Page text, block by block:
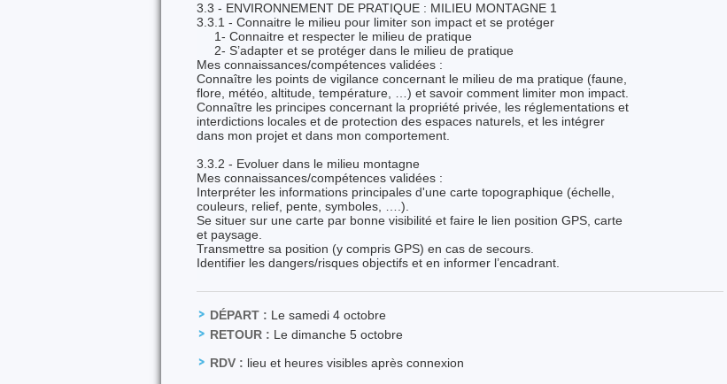
3.3 - ENVIRONNEMENT DE PRATIQUE : MILIEU MONTAGNE 1
3.3.1 - Connaitre le milieu pour limiter son impact et se protéger
1- Connaitre et respecter le milieu de pratique
2- S’adapter et se protéger dans le milieu de pratique
Mes connaissances/compétences validées :
Connaître les points de vigilance concernant le milieu de ma pratique (faune,
flore, météo, altitude, température, …) et savoir comment limiter mon impact.
Connaître les principes concernant la propriété privée, les réglementations et
interdictions locales et de protection des espaces naturels, et les intégrer
dans mon projet et dans mon comportement.
3.3.2 - Evoluer dans le milieu montagne
Mes connaissances/compétences validées :
Interpréter les informations principales d'une carte topographique (échelle,
couleurs, relief, pente, symboles, ….).
Se situer sur une carte par bonne visibilité et faire le lien position GPS, carte
et paysage.
Transmettre sa position (y compris GPS) en cas de secours.
Identifier les dangers/risques objectifs et en informer l’encadrant.
DÉPART : Le samedi 4 octobre
RETOUR : Le dimanche 5 octobre
RDV : lieu et heures visibles après connexion